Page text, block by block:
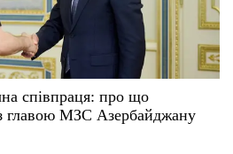
співпраця: про що
главою МЗС Азербайджану